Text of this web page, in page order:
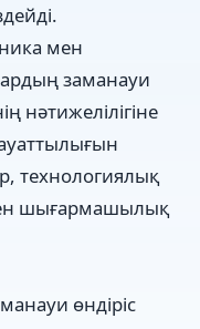
мен
заманауи
нәтижелілігіне
технологиялық
шығармашылық
өндіріс